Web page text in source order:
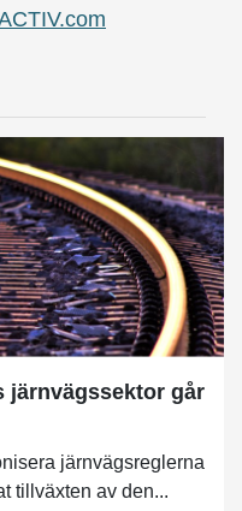
järnvägssektor går
järnvägsreglerna
tillväxten av den...